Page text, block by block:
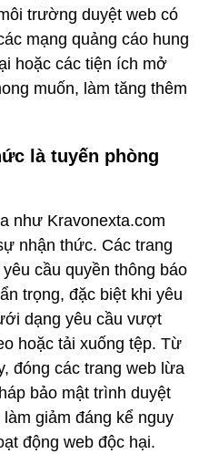
trường duyệt web có
mạng quảng cáo hung
hoặc các tiện ích mở
muốn, làm tăng thêm
là tuyến phòng
như Kravonexta.com
nhận thức. Các trang
cầu quyền thông báo
trọng, đặc biệt khi yêu
dạng yêu cầu vượt
hoặc tải xuống tệp. Từ
đóng các trang web lừa
bảo mật trình duyệt
giảm đáng kể nguy
động web độc hại.